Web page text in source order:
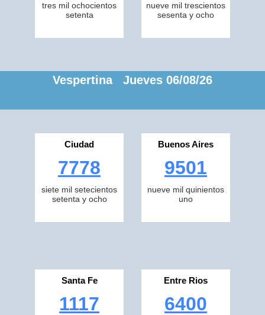
tres mil ochocientos
setenta
nueve mil trescientos
sesenta y ocho
Vespertina Jueves 06/08/26
Ciudad
7778
siete mil setecientos
setenta y ocho
Buenos Aires
9501
nueve mil quinientos
uno
Santa Fe
1117
Entre Rios
6400